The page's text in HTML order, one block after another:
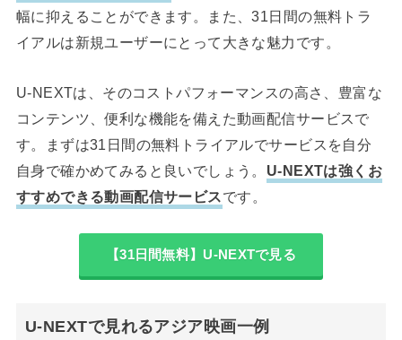
幅に抑えることができます。また、31日間の無料トラ
イアルは新規ユーザーにとって大きな魅力です。
U-NEXTは、そのコストパフォーマンスの高さ、豊富な
コンテンツ、便利な機能を備えた動画配信サービスで
す。まずは31日間の無料トライアルでサービスを自分
自身で確かめてみると良いでしょう。 U-NEXTは強くお
すすめできる動画配信サービスです。
【31日間無料】U-NEXTで見る
U-NEXTで見れるアジア映画一例